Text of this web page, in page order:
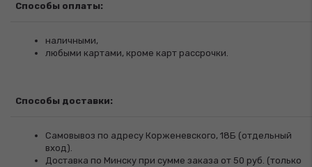
Способы оплаты:
наличными,
любыми картами, кроме карт рассрочки.
Способы доставки:
Самовывоз по адресу Корженевского, 18Б (отдельный
вход).
Доставка по Минску при сумме заказа от 50 руб. (только